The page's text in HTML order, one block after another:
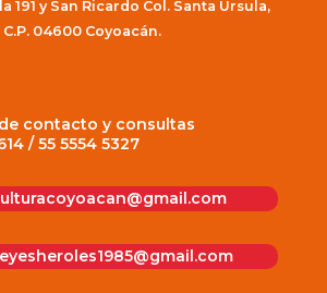
191 y San Ricardo Col. Santa Úrsula,
C.P. 04600 Coyoacán.
contacto y consultas
/ 55 5554 5327